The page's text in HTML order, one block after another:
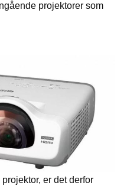
projektorer som
er det derfor